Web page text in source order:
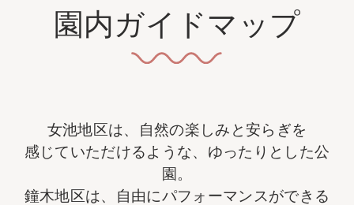
園内ガイドマップ
女池地区は、自然の楽しみと安らぎを
感じていただけるような、ゆったりとした公
園。
鐘木地区は、自由にパフォーマンスができる